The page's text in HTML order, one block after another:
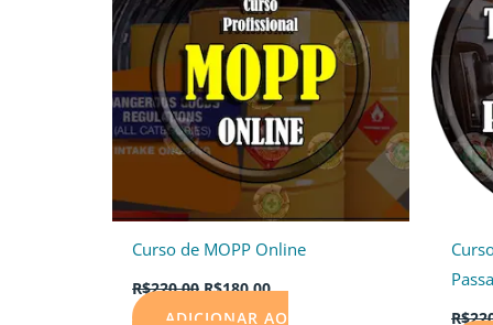
Curso de MOPP Online
R$220,00 R$180,00
ADICIONAR AO
R$